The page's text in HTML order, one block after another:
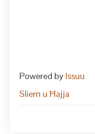
Powered by Issuu
Sliem u Ħajja